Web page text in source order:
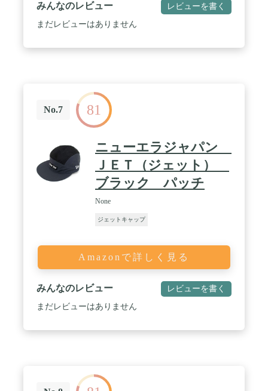
みんなのレビュー レビューを書く
まだレビューはありません
No.7 81
ニューエラジャパン
ＪＥＴ（ジェット）
ブラック パッチ
None
ジェットキャップ
Amazonで詳しく見る
みんなのレビュー レビューを書く
まだレビューはありません